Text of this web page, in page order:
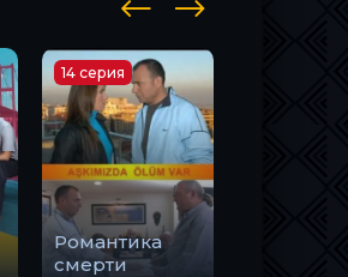
Романтика
смерти
14 серия